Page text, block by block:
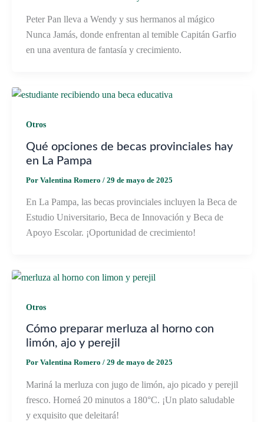
Peter Pan lleva a Wendy y sus hermanos al mágico
Nunca Jamás, donde enfrentan al temible Capitán Garfio
en una aventura de fantasía y crecimiento.
Otros
Qué opciones de becas provinciales hay
en La Pampa
Por Valentina Romero / 29 de mayo de 2025
En La Pampa, las becas provinciales incluyen la Beca de
Estudio Universitario, Beca de Innovación y Beca de
Apoyo Escolar. ¡Oportunidad de crecimiento!
Otros
Cómo preparar merluza al horno con
limón, ajo y perejil
Por Valentina Romero / 29 de mayo de 2025
Mariná la merluza con jugo de limón, ajo picado y perejil
fresco. Horneá 20 minutos a 180°C. ¡Un plato saludable
y exquisito que deleitará!